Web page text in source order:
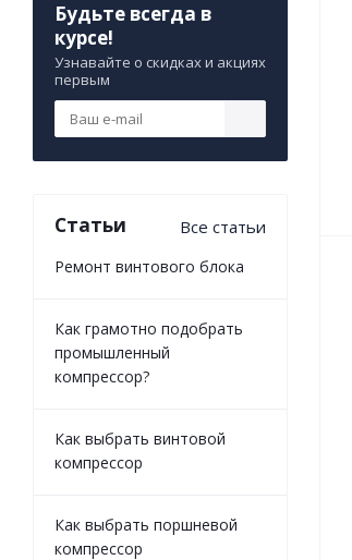
Будьте всегда в
курсе!
Узнавайте о скидках и акциях
первым
Статьи Все статьи
Ремонт винтового блока
Как грамотно подобрать
промышленный
компрессор?
Как выбрать винтовой
компрессор
Как выбрать поршневой
компрессор